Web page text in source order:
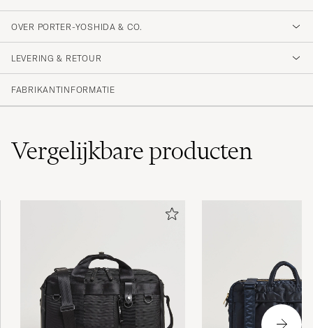
OVER PORTER-YOSHIDA & CO.
LEVERING & RETOUR
FABRIKANTINFORMATIE
Vergelijkbareproducten